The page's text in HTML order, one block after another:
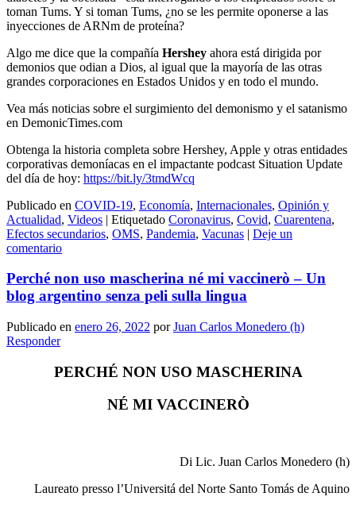
toman Tums. Y si toman Tums, ¿no se les permite oponerse a las
inyecciones de ARNm de proteína?
Algo me dice que la compañía Hershey ahora está dirigida por
demonios que odian a Dios, al igual que la mayoría de las otras
grandes corporaciones en Estados Unidos y en todo el mundo.
Vea más noticias sobre el surgimiento del demonismo y el satanismo
en DemonicTimes.com
Obtenga la historia completa sobre Hershey, Apple y otras entidades
corporativas demoníacas en el impactante podcast Situation Update
del día de hoy: https://bit.ly/3tmdWcq
Publicado en COVID-19, Economía, Internacionales, Opinión y
Actualidad, Videos | Etiquetado Coronavirus, Covid, Cuarentena,
Efectos secundarios, OMS, Pandemia, Vacunas | Deje un
comentario
Perché non uso mascherina né mi vaccinerò – Un
blog argentino senza peli sulla lingua
Publicado en enero 26, 2022 porJuan Carlos Monedero (h)
Responder
PERCHÉ NON USO MASCHERINA
NÉ MI VACCINERÒ
Di Lic. Juan Carlos Monedero (h)
Laureato presso l’Universitá del Norte Santo Tomás de Aquino